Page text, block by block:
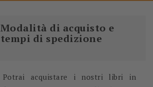
Modalità di acquisto e
tempi di spedizione
Potrai acquistare i nostri libri in